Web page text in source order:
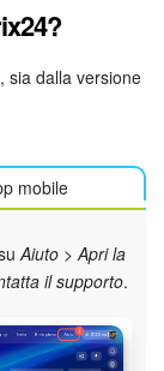
sia dalla versione
mobile
Aiuto > Apri la
il supporto.